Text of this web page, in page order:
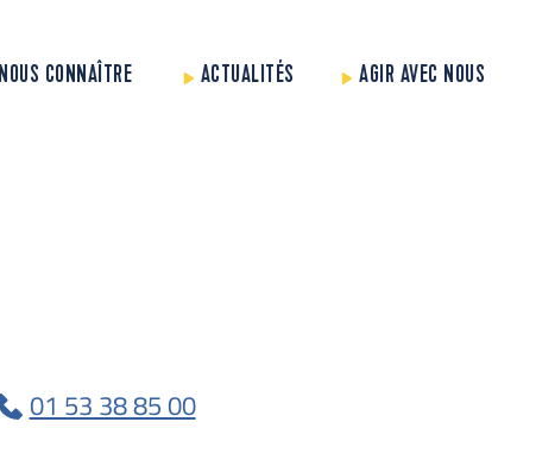
NOUS CONNAÎTRE
ACTUALITÉS AGIR AVEC NOUS
01 53 38 85 00